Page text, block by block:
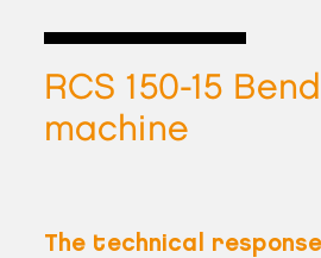
RCS 150-15
machine
The technical